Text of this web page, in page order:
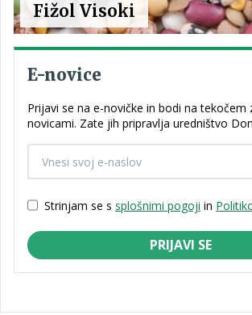
Fižol Visoki
E-novice
Prijavi se na e-novičke in bodi na tekočem
novicami. Zate jih pripravlja uredništvo
Strinjam se s splošnimi pogoji in
PRIJAVI SE